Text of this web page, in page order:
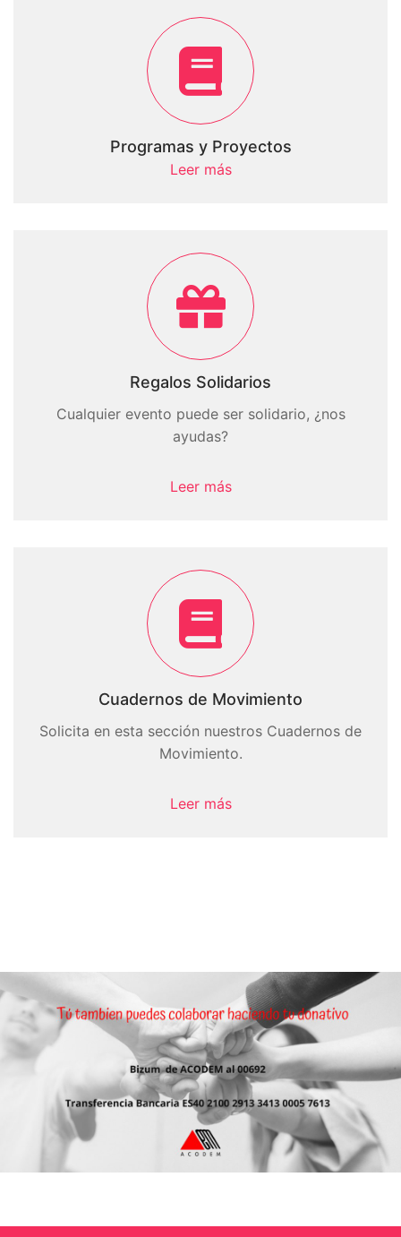
Programas y Proyectos
Leer más
Regalos Solidarios
Cualquier evento puede ser solidario, ¿nos
ayudas?
Leer más
Cuadernos de Movimiento
Solicita en esta sección nuestros Cuadernos de
Movimiento.
Leer más